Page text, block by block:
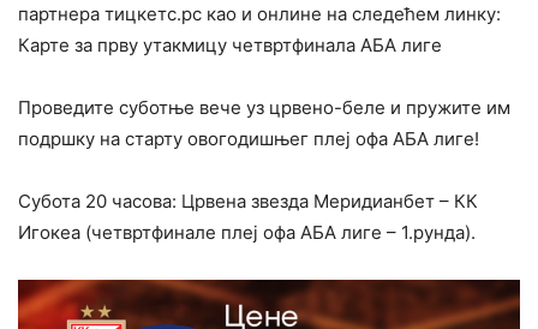
партнера тицкетс.рс као и онлине на следећем линку:
Карте за прву утакмицу четвртфинала АБА лиге
Проведите суботње вече уз црвено-беле и пружите им
подршку на старту овогодишњег плеј офа АБА лиге!
Субота 20 часова: Црвена звезда Меридианбет – КК
Игокеа (четвртфинале плеј офа АБА лиге – 1.рунда).